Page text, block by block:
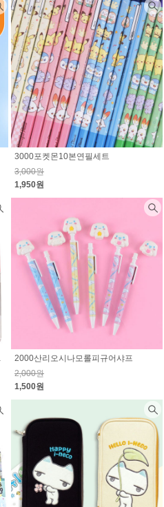
3000포켓몬10본연필세트
3,000원
1,950원
된 가격
2000산리오시나모롤피규어샤프
2,000원
1,500원